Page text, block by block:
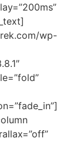
wp-